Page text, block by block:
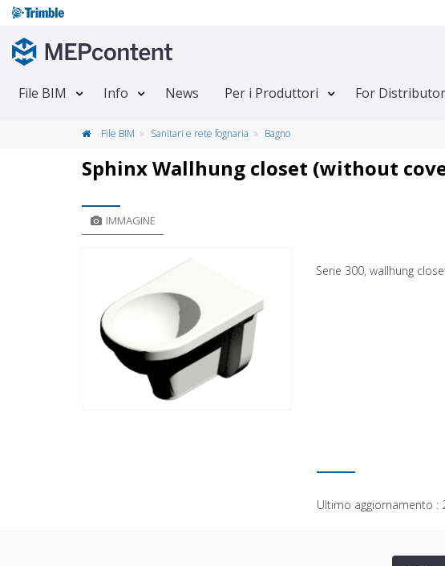
File BIM Info News Per i Produttori For
File BIM Sanitari e rete fognaria Bagno
Sphinx Wallhung closet (without
IMMAGINE
Serie 300, wallhung
Ultimo aggiornamento :